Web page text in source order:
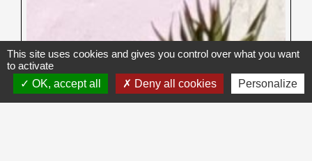
This site uses cookies and gives you control over what you want
to activate
OK, accept all
Deny all cookies Personalize